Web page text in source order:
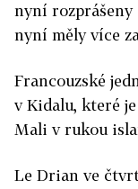
nyní rozprášeny
nyní měly více
Francouzské
v Kidalu, které
Mali v rukou
Le Drian ve